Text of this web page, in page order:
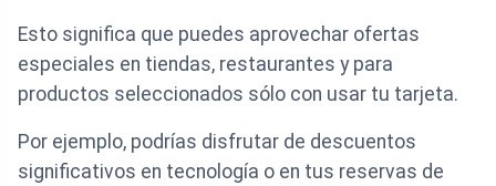
Esto significa que puedes aprovechar ofertas
especiales en tiendas, restaurantes y para
productos seleccionados sólo con usar tu tarjeta.
Por ejemplo, podrías disfrutar de descuentos
significativos en tecnología o en tus reservas de